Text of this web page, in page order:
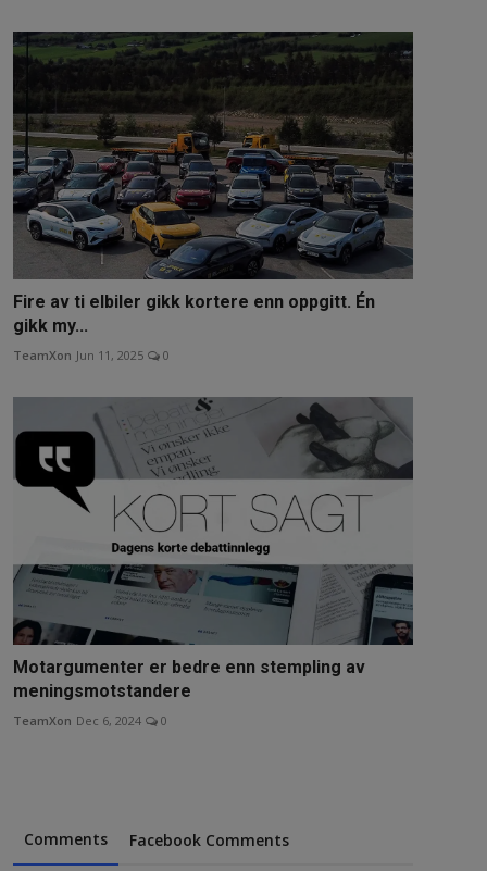
Fire av ti elbiler gikk kortere enn oppgitt. Én
gikk my...
TeamXon Jun 11, 2025 0
Motargumenter er bedre enn stempling av
meningsmotstandere
TeamXon Dec 6, 2024 0
Comments Facebook Comments